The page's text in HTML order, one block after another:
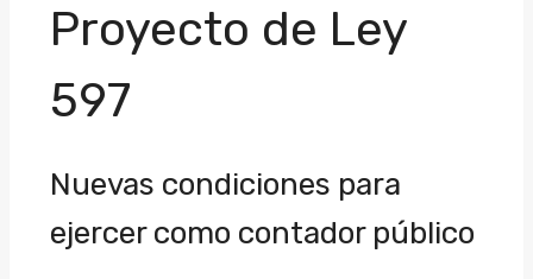
Proyecto de Ley
597
Nuevas condiciones para
ejercer como contador público